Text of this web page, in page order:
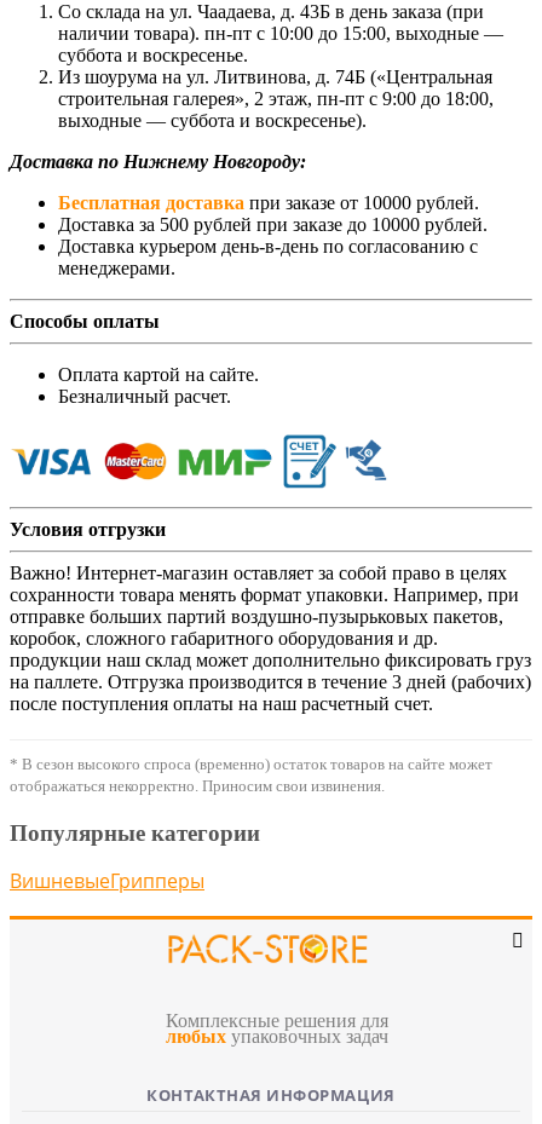
Со склада на ул. Чаадаева, д. 43Б в день заказа (при
наличии товара). пн-пт с 10:00 до 15:00, выходные —
суббота и воскресенье.
Из шоурума на ул. Литвинова, д. 74Б («Центральная
строительная галерея», 2 этаж, пн-пт с 9:00 до 18:00,
выходные — суббота и воскресенье).
Доставка по Нижнему Новгороду:
Бесплатная доставка при заказе от 10000 рублей.
Доставка за 500 рублей при заказе до 10000 рублей.
Доставка курьером день-в-день по согласованию с
менеджерами.
Способы оплаты
Оплата картой на сайте.
Безналичный расчет.
Условия отгрузки
Важно! Интернет-магазин оставляет за собой право в целях
сохранности товара менять формат упаковки. Например, при
отправке больших партий воздушно-пузырьковых пакетов,
коробок, сложного габаритного оборудования и др.
продукции наш склад может дополнительно фиксировать груз
на паллете. Отгрузка производится в течение 3 дней (рабочих)
после поступления оплаты на наш расчетный счет.
* В сезон высокого спроса (временно) остаток товаров на сайте может
отображаться некорректно. Приносим свои извинения.
Популярные категории
ВишневыеГрипперы
Комплексные решения для
любых упаковочных задач
КОНТАКТНАЯ ИНФОРМАЦИЯ